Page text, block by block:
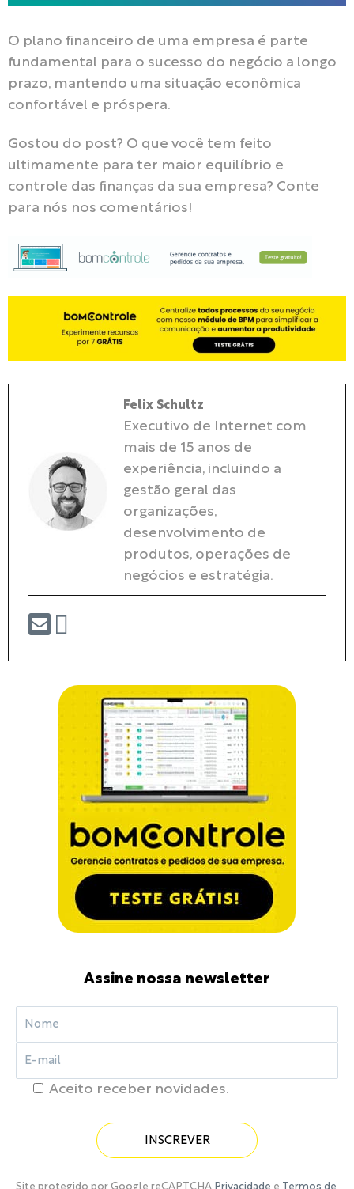
O plano financeiro de uma empresa é parte
fundamental para o sucesso do negócio a longo
prazo, mantendo uma situação econômica
confortável e próspera.
Gostou do post? O que você tem feito
ultimamente para ter maior equilíbrio e
controle das finanças da sua empresa? Conte
para nós nos comentários!
Felix Schultz
Executivo de Internet com
mais de 15 anos de
experiência, incluindo a
gestão geral das
organizações,
desenvolvimento de
produtos, operações de
negócios e estratégia.
Assine nossa newsletter
Aceito receber novidades.